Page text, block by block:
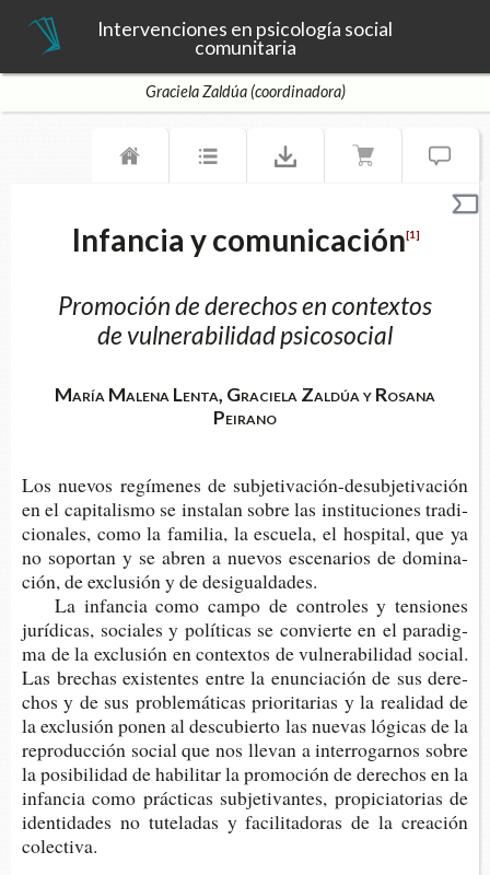
Intervenciones en psicología social
comunitaria
Graciela Zaldúa (coordinadora)
Infancia y comunicación[1]
Promoción de derechos en contextos
de vulnerabilidad psicosocial
María Malena Lenta, Graciela Zaldúa y Rosana
Peirano
Los nue­vos regí­me­nes de subjetivación-​desubjetivación
en el capi­ta­lis­mo se ins­ta­lan sobre las ins­ti­tu­cio­nes tra­di­
cio­na­les, como la fami­lia, la escue­la, el hos­pi­tal, que ya
no sopor­tan y se abren a nue­vos esce­na­rios de domi­na­
ción, de exclu­sión y de desigualdades.
La infan­cia como campo de con­tro­les y ten­sio­nes
jurí­di­cas, socia­les y polí­ti­cas se con­vier­te en el para­dig­
ma de la exclu­sión en con­tex­tos de vul­ne­ra­bi­li­dad social.
Las bre­chas exis­ten­tes entre la enun­cia­ción de sus dere­
chos y de sus pro­ble­má­ti­cas prio­ri­ta­rias y la reali­dad de
la exclu­sión ponen al des­cu­bier­to las nue­vas lógi­cas de la
repro­duc­ción social que nos lle­van a inte­rro­gar­nos sobre
la posi­bi­li­dad de habi­li­tar la pro­mo­ción de dere­chos en la
infan­cia como prác­ti­cas sub­je­ti­van­tes, pro­pi­cia­to­rias de
iden­ti­da­des no tute­la­das y faci­li­ta­do­ras de la crea­ción
colectiva.